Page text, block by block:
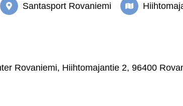
Santasport Rovaniemi
Rovaniemi, Hiihtomajantie 2, 96400